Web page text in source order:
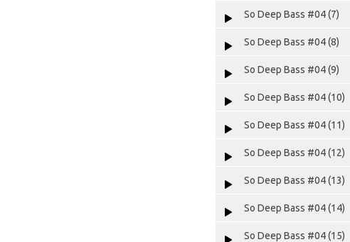
So Deep Bass #04 (7)
So Deep Bass #04 (8)
So Deep Bass #04 (9)
So Deep Bass #04 (10)
So Deep Bass #04 (11)
So Deep Bass #04 (12)
So Deep Bass #04 (13)
So Deep Bass #04 (14)
So Deep Bass #04 (15)